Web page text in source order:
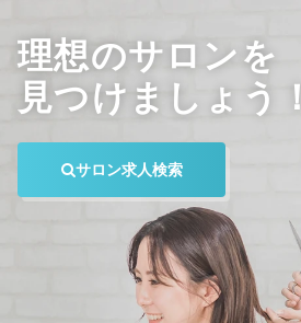
理想のサロンを
見つけましょう！
サロン求人検索